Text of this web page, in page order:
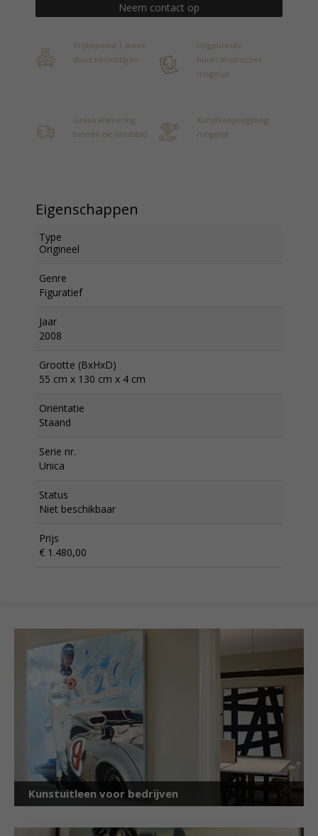
Neem contact op
Vrijblijvend 1 week
thuis bezichtigen
Uitgebreide
huurconstructies
mogelijk
Gratis aflevering
binnen de randstad
Kunstkoopregeling
mogelijk
Eigenschappen
Type
Origineel
Genre
Figuratief
Jaar
2008
Grootte (BxHxD)
55 cm x 130 cm x 4 cm
Oriëntatie
Staand
Serie nr.
Unica
Status
Niet beschikbaar
Prijs
€ 1.480,00
Kunstuitleen voor bedrijven